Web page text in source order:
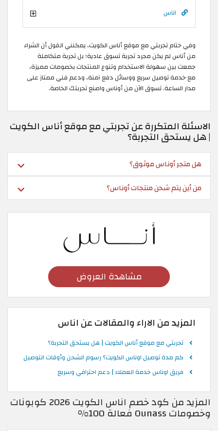
اناس
وفي ختام تجربتي مع موقع أناس الكويت، يمكنني القول أن الشراء
من أناس لم يكن مجرد تجربة تسوق عادية؛ بل تجربة متكاملة
جمعت بين سهولة الاستخدام وتنوع المنتجات بخصومات مميزة،
مع خدمة توصيل سريع ووسائل دفع آمنة، ودعم فني ممتاز على
مدار الساعة. تسوق الآن من أوناس واصنع تجربتك الخاصة.
الاسئلة المتكررة عن تجربتي مع موقع أناس الكويت
| هل يستحق التجربة؟
هل متجر أوناس موثوق؟
من أين يتم شحن منتجات أوناس؟
مشاهدة العروض
المزيد من الاراء والمقالات عن اناس
تجربتي مع موقع أناس الكويت | هل يستحق التجربة؟
كم مدة توصيل اوناس الكويت؟ رسوم الشحن وأوقات التوصيل
فريق اوناس خدمة العملاء | دعم احترافي وسريع
المزيد من كود خصم اناس الكويت 2026 كوبونات
وخصومات Ounass فعالة 100%